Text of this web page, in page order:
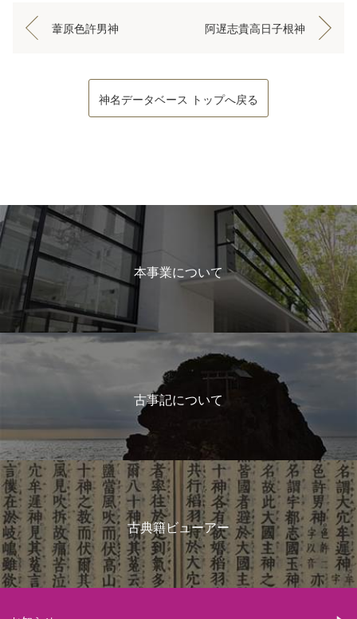
葦原色許男神 阿遅志貴高日子根神
神名データベース トップへ戻る
本事業について
古事記について
古典籍ビューアー